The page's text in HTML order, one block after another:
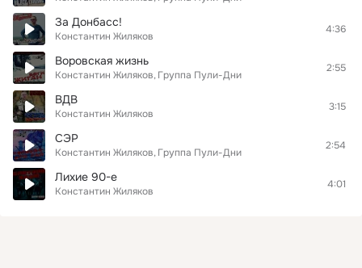
За Донбасс!
Константин Жиляков
4:36
Воровская жизнь
Константин Жиляков Группа Пули-Дни
2:55
ВДВ
Константин Жиляков
3:15
СЭР
Константин Жиляков Группа Пули-Дни
2:54
Лихие 90-е
Константин Жиляков
4:01